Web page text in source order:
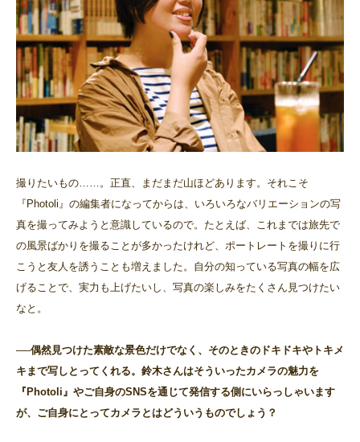
撮りたいもの……。正直、まだまだ山ほどあります。それこそ
『Photoli』の編集者になってからは、いろいろなバリエーションの写
真を撮ってみようと意識しているので。たとえば、これまでは旅先で
の風景ばかりを撮ることが多かったけれど、ポートレートを撮りに行
こうと友人を誘うことも増えました。自分の知っている写真の幅を広
げることで、実力も上げたいし、写真の楽しみをたくさん見つけたい
なと。
──偶然見つけた素敵な景色だけでなく、そのときのドキドキやトキメ
キまで写しとってくれる。鈴木さんはそういったカメラの魅力を
『Photoli』やご自身のSNSを通じて発信する側にいらっしゃいます
が、ご自身にとってカメラとはどういうものでしょう？